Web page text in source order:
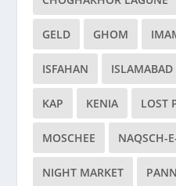
GELD GHOM
ISFAHAN ISLAMABAD
KAP KENIA LOST
MOSCHEE NAQSCH-
NIGHT MARKET